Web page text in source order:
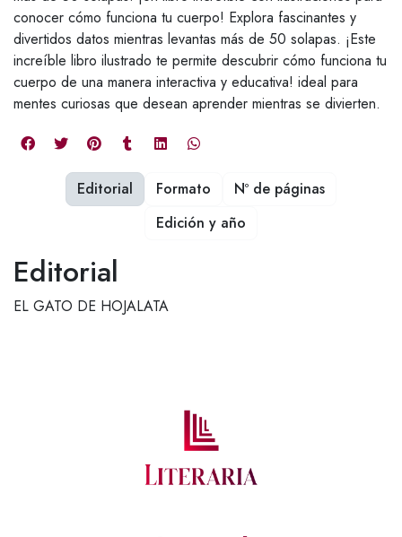
conocer cómo funciona tu cuerpo! Explora fascinantes y
divertidos datos mientras levantas más de 50 solapas. ¡Este
increíble libro ilustrado te permite descubrir cómo funciona tu
cuerpo de una manera interactiva y educativa! ideal para
mentes curiosas que desean aprender mientras se divierten.
Editorial
EL GATO DE HOJALATA
Editorial Formato
Nº de páginas
Edición y año